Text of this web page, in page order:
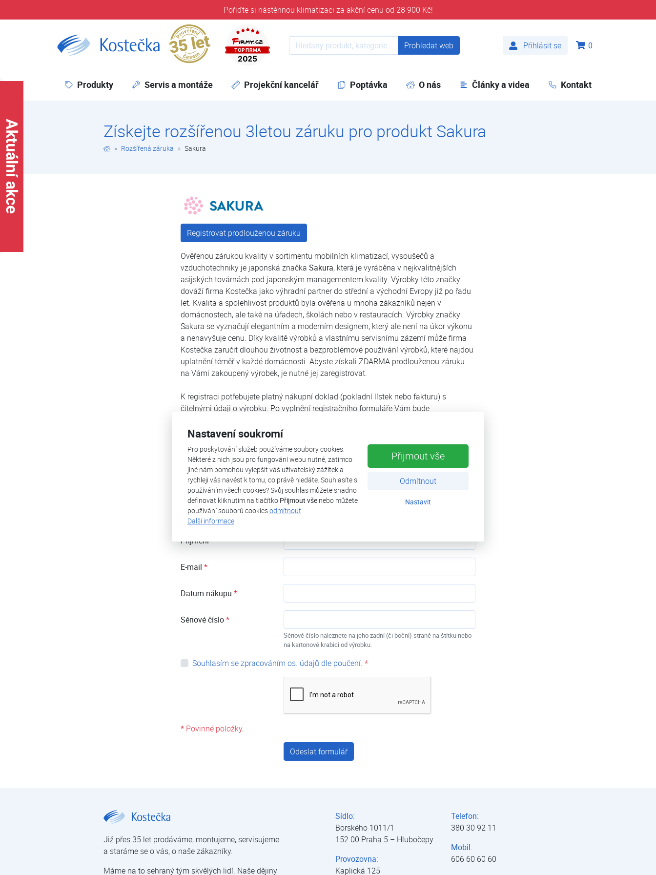
Nastavení soukromí
Pro poskytování služeb používáme soubory cookies.
Některé z nich jsou pro fungování webu nutné, zatímco
jiné nám pomohou vylepšit váš uživatelský zážitek a
rychleji vás navést k tomu, co právě hledáte. Souhlasíte s
používáním všech cookies? Svůj souhlas můžete snadno
definovat kliknutím na tlačítko Přijmout vše nebo můžete
používání souborů cookiesodmítnout.
Další informace
Přijmout vše
Odmítnout
Nastavit
Pořiďte si nástěnnou klimatizaci za akční cenu od 28 900 Kč!
Prověřeni časem 32 let
Přihlásit se
0
Prohledat web Prohledat web
Produkty Servis a montáže Projekční kancelář Poptávka O nás Články a videa Kontakt
Získejte rozšířenou 3letou záruku pro produkt Sakura
Rozšířená záruka Sakura
Registrovat prodlouženou záruku
Ověřenou zárukou kvality v sortimentu mobilních klimatizací, vysoušečů a
vzduchotechniky je japonská značkaSakura, která je vyráběna v nejkvalitnějších
asijských továrnách pod japonským managementem kvality. Výrobky této značky
dováží firma Kostečka jako výhradní partner do střední a východní Evropy již po řadu
let. Kvalita a spolehlivost produktů byla ověřena u mnoha zákazníků nejen v
domácnostech, ale také na úřadech, školách nebo v restauracích. Výrobky značky
Sakura se vyznačují elegantním a moderním designem, který ale není na úkor výkonu
a nenavyšuje cenu. Díky kvalitě výrobků a vlastnímu servisnímu zázemí může firma
Kostečka zaručit dlouhou životnost a bezproblémové používání výrobků, které najdou
uplatnění téměř v každé domácnosti. Abyste získali ZDARMA prodlouženou záruku
na Vámi zakoupený výrobek, je nutné jej zaregistrovat.
K registraci potřebujete platný nákupní doklad (pokladní lístek nebo fakturu) s
čitelnými údaji o výrobku. Po vyplnění registračního formuláře Vám bude
bude sloužit zároveň jako potvrzení o prodloužené záruce zakoupeného výrobku.
Doporučujeme jej proto vytisknout a pečlivě uschovat pro případnou reklamaci zboží.
Rozšířená záruka se nevztahuje na infrapanely SAKURA.
Registrace prodloužené záruky
Jméno*
Příjmení*
E-mail *
Datum nákupu *
Sériové číslo*
Sériové číslo naleznete na jeho zadní (či boční) straně na štítku nebo
na kartonové krabici od výrobku.
Souhlasím se zpracováním os. údajů dle poučení. *
* Povinné položky.
Odeslat formulář
Již přes 35 let prodáváme, montujeme, servisujeme
a staráme se o vás, o naše zákazníky.
Máme na to sehraný tým skvělých lidí. Naše dějiny
Sídlo:
Borského 1011/1
152 00 Praha 5 – Hlubočepy
Provozovna:
Kaplická 125
Telefon:
380 30 92 11
Mobil:
606 60 60 60